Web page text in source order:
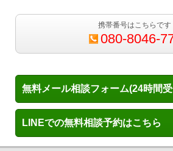
携帯番号はこちらです
080-8046-
無料メール相談フォーム(24時間受
LINEでの無料相談予約はこちら